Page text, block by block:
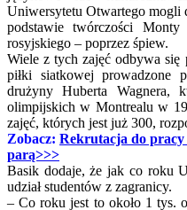
Uniwersytetu Otwartego mogli
podstawie twórczości
rosyjskiego – poprzez śpiew.
Wiele z tych zajęć odbywa się
piłki siatkowej prowadzone
drużyny Huberta Wagnera,
olimpijskich w Montrealu w
zajęć, których jest już 300,
Zobacz: Rekrutacja do pracy
parą>>>
Basik dodaje, że jak co roku
udział studentów z zagranicy.
‒ Co roku jest to około 1 tys.